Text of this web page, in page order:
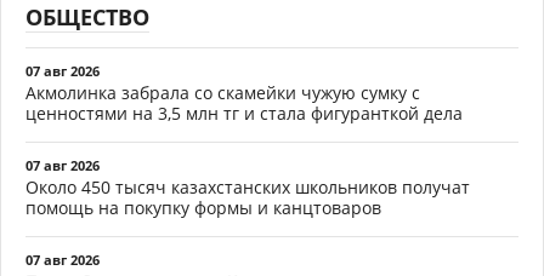
ОБЩЕСТВО
07 авг 2026
Акмолинка забрала со скамейки чужую сумку с
ценностями на 3,5 млн тг и стала фигуранткой дела
07 авг 2026
Около 450 тысяч казахстанских школьников получат
помощь на покупку формы и канцтоваров
07 авг 2026